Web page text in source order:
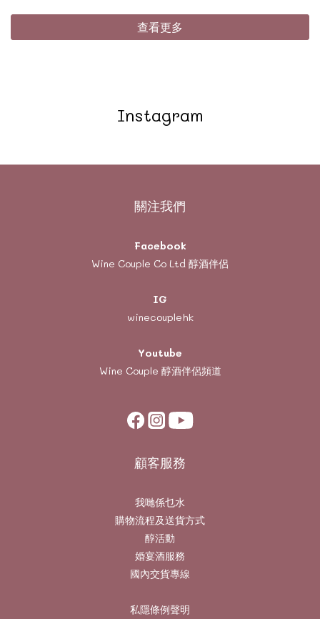
查看更多
Instagram
關注我們
Facebook
Wine Couple Co Ltd 醇酒伴侶
IG
winecouplehk
Youtube
Wine Couple 醇酒伴侶頻道
顧客服務
我哋係乜水
購物流程及送貨方式
醇活動
婚宴酒服務
國內交貨專線
私隱條例聲明